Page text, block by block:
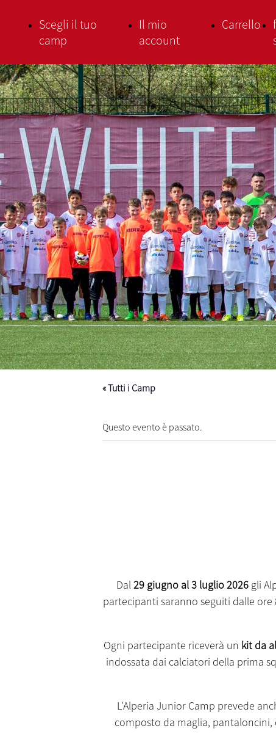
Scegli il tuo
camp
Il mio
account
Carrello
« Tutti i Camp
Questo evento è passato.
Dal29 giugno al 3 luglio 2026gli
partecipanti saranno seguiti dalle
Ogni partecipante riceverà un kit da
indossata dai calciatori della prima
L'Alperia Junior Camp prevede
composto da maglia,